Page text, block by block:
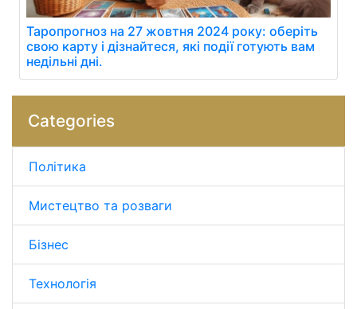
Таропрогноз на 27 жовтня 2024 року: оберіть
свою карту і дізнайтеся, які події готують вам
недільні дні.
Categories
Політика
Мистецтво та розваги
Бізнес
Технологія